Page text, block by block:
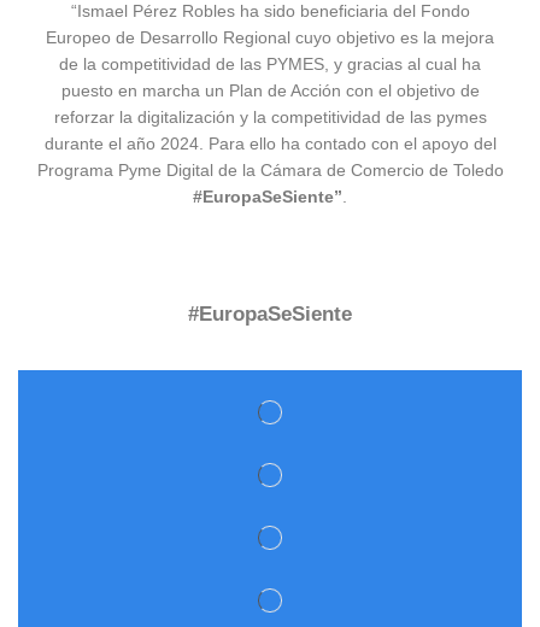
“Ismael Pérez Robles ha sido beneficiaria del Fondo
Europeo de Desarrollo Regional cuyo objetivo es la mejora
de la competitividad de las PYMES, y gracias al cual ha
puesto en marcha un Plan de Acción con el objetivo de
reforzar la digitalización y la competitividad de las pymes
durante el año 2024. Para ello ha contado con el apoyo del
Programa Pyme Digital de la Cámara de Comercio de Toledo
#EuropaSeSiente”.
#EuropaSeSiente